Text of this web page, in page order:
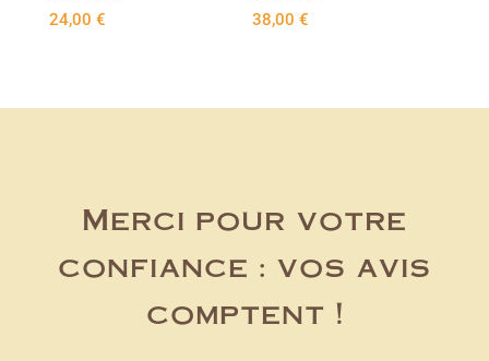
24,00 € 38,00€
Merci pour votre
confiance : vos avis
comptent !